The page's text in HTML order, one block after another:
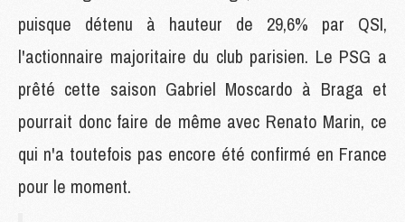
puisque détenu à hauteur de 29,6% par QSI,
l'actionnaire majoritaire du club parisien. Le PSG a
prêté cette saison Gabriel Moscardo à Braga et
pourrait donc faire de même avec Renato Marin, ce
qui n'a toutefois pas encore été confirmé en France
pour le moment.